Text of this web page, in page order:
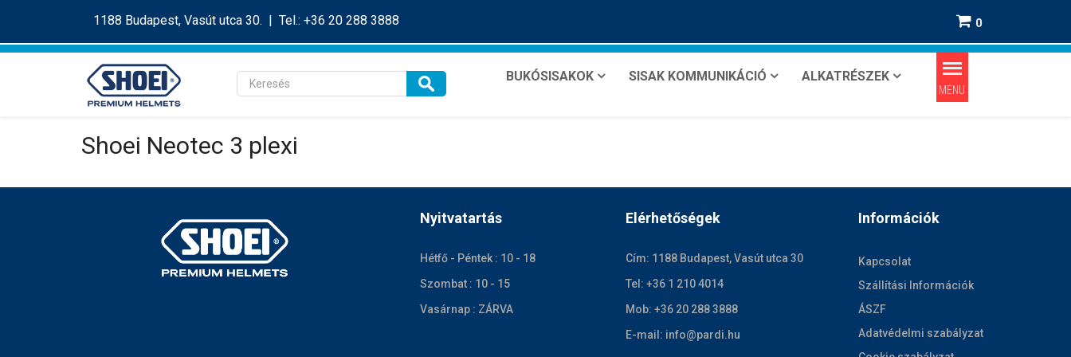
1188 Budapest, Vasút utca 30. | Tel.: +36 20 288 3888 0
BUKÓSISAKOK SISAK KOMMUNIKÁCIÓ ALKATRÉSZEK
Shoei Neotec 3 plexi
Nyitvatartás
Hétfő - Péntek : 10 - 18
Szombat : 10 - 15
Vasárnap : ZÁRVA
Elérhetőségek
Cím: 1188 Budapest, Vasút utca 30
Tel: +36 1 210 4014
Mob: +36 20 288 3888
E-mail: info@pardi.hu
Információk
Kapcsolat
Szállítási Információk
ÁSZF
Adatvédelmi szabályzat